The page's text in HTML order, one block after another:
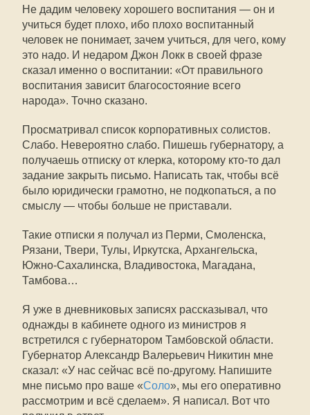
Не дадим человеку хорошего воспитания — он и
учиться будет плохо, ибо плохо воспитанный
человек не понимает, зачем учиться, для чего, кому
это надо. И недаром Джон Локк в своей фразе
сказал именно о воспитании: «От правильного
воспитания зависит благосостояние всего
народа». Точно сказано.
Просматривал список корпоративных солистов.
Слабо. Невероятно слабо. Пишешь губернатору, а
получаешь отписку от клерка, которому кто-то дал
задание закрыть письмо. Написать так, чтобы всё
было юридически грамотно, не подкопаться, а по
смыслу — чтобы больше не приставали.
Такие отписки я получал из Перми, Смоленска,
Рязани, Твери, Тулы, Иркутска, Архангельска,
Южно-Сахалинска, Владивостока, Магадана,
Тамбова…
Я уже в дневниковых записях рассказывал, что
однажды в кабинете одного из министров я
встретился с губернатором Тамбовской области.
Губернатор Александр Валерьевич Никитин мне
сказал: «У нас сейчас всё по-другому. Напишите
мне письмо про ваше «Соло», мы его оперативно
рассмотрим и всё сделаем». Я написал. Вот что